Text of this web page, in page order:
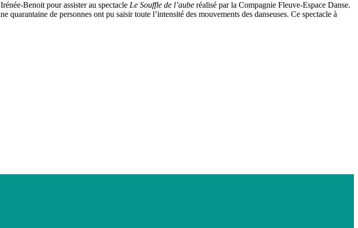
Benoit pour assister au spectacle Le Souffle de l’aube réalisé par la Compagnie Fleuve-Espace Danse.
de personnes ont pu saisir toute l’intensité des mouvements des danseuses. Ce spectacle à